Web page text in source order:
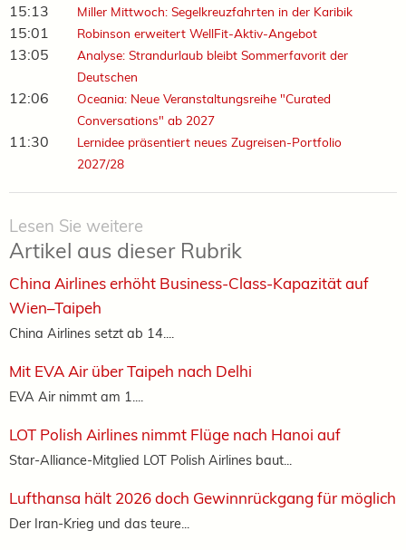
15:13 Miller Mittwoch: Segelkreuzfahrten in der Karibik
15:01 Robinson erweitert WellFit-Aktiv-Angebot
13:05
Analyse: Strandurlaub bleibt Sommerfavorit der
Deutschen
12:06
Oceania: Neue Veranstaltungsreihe "Curated
Conversations" ab 2027
11:30
Lernidee präsentiert neues Zugreisen-Portfolio
2027/28
Lesen Sie weitere
Artikel aus dieser Rubrik
China Airlines erhöht Business-Class-Kapazität auf
Wien–Taipeh
China Airlines setzt ab 14....
Mit EVA Air über Taipeh nach Delhi
EVA Air nimmt am 1....
LOT Polish Airlines nimmt Flüge nach Hanoi auf
Star-Alliance-Mitglied LOT Polish Airlines baut...
Lufthansa hält 2026 doch Gewinnrückgang für möglich
Der Iran-Krieg und das teure...